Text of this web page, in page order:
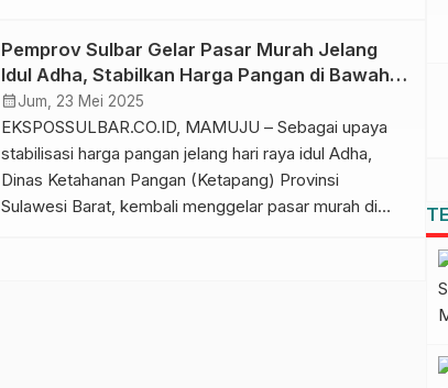
mengejutkan mengingat Sulbar selama ini dikenal
sebagai salah satu daerah dengan inflasi terendah.
“Baru kali ini Sulawesi Barat itu […]
Pemprov Sulbar Gelar Pasar Murah Jelang
Idul Adha, Stabilkan Harga Pangan di Bawah
Inflasi Nasional
calendar_monthJum, 23 Mei 2025
EKSPOSSULBAR.CO.ID, MAMUJU – Sebagai upaya
stabilisasi harga pangan jelang hari raya idul Adha,
Dinas Ketahanan Pangan (Ketapang) Provinsi
Sulawesi Barat, kembali menggelar pasar murah di